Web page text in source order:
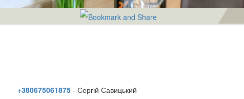
+380675061875- Сергій Савицький